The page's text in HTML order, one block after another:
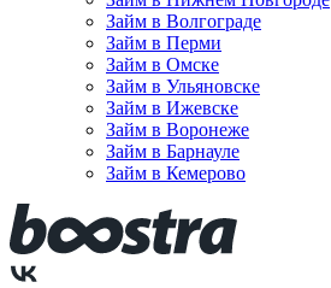
Займ в Волгограде
Займ в Перми
Займ в Омске
Займ в Ульяновске
Займ в Ижевске
Займ в Воронеже
Займ в Барнауле
Займ в Кемерово